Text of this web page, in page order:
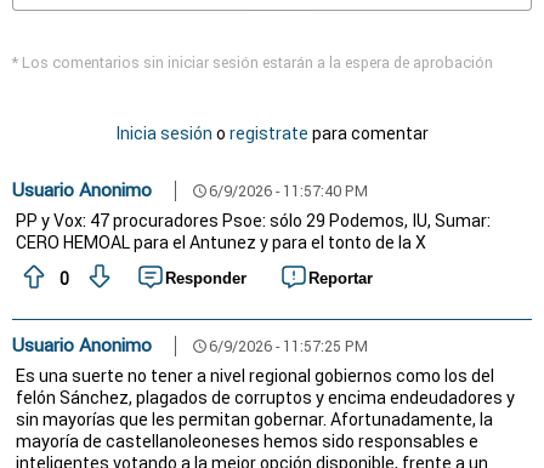
* Los comentarios sin iniciar sesión estarán a la espera de aprobación
Inicia sesión o registrate para comentar
Usuario Anonimo schedule6/9/2026 - 11:57:40 PM
PP y Vox: 47 procuradores Psoe: sólo 29 Podemos, IU, Sumar:
CERO HEMOAL para el Antunez y para el tonto de la X
0
Responder Reportar
Usuario Anonimo schedule6/9/2026 - 11:57:25 PM
Es una suerte no tener a nivel regional gobiernos como los del
felón Sánchez, plagados de corruptos y encima endeudadores y
sin mayorías que les permitan gobernar. Afortunadamente, la
mayoría de castellanoleoneses hemos sido responsables e
inteligentes votando a la mejor opción disponible, frente a un